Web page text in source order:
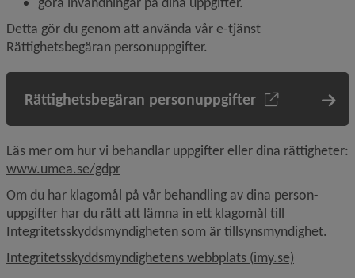
Detta gör du genom att använda vår e-tjänst
Rättighetsbegäran personuppgifter.
Rättighetsbegäran personuppgifter
www.umea.se/gdpr
Om du har klagomål på vår behandling av dina person­
uppgifter har du rätt att lämna in ett klagomål till
Integritetsskyddsmyndigheten som är tillsynsmyndighet.
Integritetsskyddsmyndighetens webbplats (imy.se)